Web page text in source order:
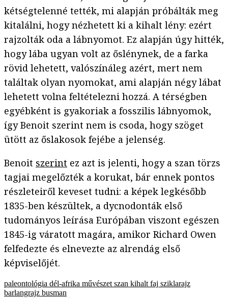
kétségtelenné tették, mi alapján próbálták meg
kitalálni, hogy nézhetett ki a kihalt lény: ezért
rajzolták oda a lábnyomot. Ez alapján úgy hitték,
hogy lába ugyan volt az őslénynek, de a farka
rövid lehetett, valószínáleg azért, mert nem
találtak olyan nyomokat, ami alapján négy lábat
lehetett volna feltételezni hozzá. A térségben
egyébként is gyakoriak a fosszilis lábnyomok,
így Benoit szerint nem is csoda, hogy szöget
ütött az őslakosok fejébe a jelenség.
Benoit szerint ez azt is jelenti, hogy a szan törzs
tagjai megelőzték a korukat, bár ennek pontos
részleteiről keveset tudni: a képek legkésőbb
1835-ben készültek, a dycnodonták első
tudományos leírása Európában viszont egészen
1845-ig váratott magára, amikor Richard Owen
felfedezte és elnevezte az alrendág első
képviselőjét.
paleontológia dél-afrika művészet szan kihalt faj sziklarajz
barlangrajz busman